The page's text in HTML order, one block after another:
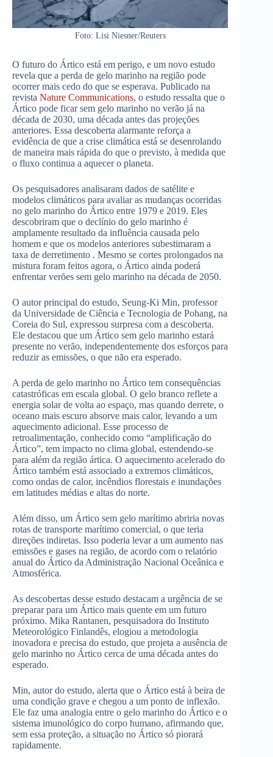
Foto: Lisi Niesner/Reuters
O futuro do Ártico está em perigo, e um novo estudo
revela que a perda de gelo marinho na região pode
ocorrer mais cedo do que se esperava. Publicado na
revista Nature Communications, o estudo ressalta que o
Ártico pode ficar sem gelo marinho no verão já na
década de 2030, uma década antes das projeções
anteriores. Essa descoberta alarmante reforça a
evidência de que a crise climática está se desenrolando
de maneira mais rápida do que o previsto, à medida que
o fluxo continua a aquecer o planeta.
Os pesquisadores analisaram dados de satélite e
modelos climáticos para avaliar as mudanças ocorridas
no gelo marinho do Ártico entre 1979 e 2019. Eles
descobriram que o declínio do gelo marinho é
amplamente resultado da influência causada pelo
homem e que os modelos anteriores subestimaram a
taxa de derretimento . Mesmo se cortes prolongados na
mistura foram feitos agora, o Ártico ainda poderá
enfrentar verões sem gelo marinho na década de 2050.
O autor principal do estudo, Seung-Ki Min, professor
da Universidade de Ciência e Tecnologia de Pohang, na
Coreia do Sul, expressou surpresa com a descoberta.
Ele destacou que um Ártico sem gelo marinho estará
presente no verão, independentemente dos esforços para
reduzir as emissões, o que não era esperado.
A perda de gelo marinho no Ártico tem consequências
catastróficas em escala global. O gelo branco reflete a
energia solar de volta ao espaço, mas quando derrete, o
oceano mais escuro absorve mais calor, levando a um
aquecimento adicional. Esse processo de
retroalimentação, conhecido como “amplificação do
Ártico”, tem impacto no clima global, estendendo-se
para além da região ártica. O aquecimento acelerado do
Ártico também está associado a extremos climáticos,
como ondas de calor, incêndios florestais e inundações
em latitudes médias e altas do norte.
Além disso, um Ártico sem gelo marítimo abriria novas
rotas de transporte marítimo comercial, o que teria
direções indiretas. Isso poderia levar a um aumento nas
emissões e gases na região, de acordo com o relatório
anual do Ártico da Administração Nacional Oceânica e
Atmosférica.
As descobertas desse estudo destacam a urgência de se
preparar para um Ártico mais quente em um futuro
próximo. Mika Rantanen, pesquisadora do Instituto
Meteorológico Finlandês, elogiou a metodologia
inovadora e precisa do estudo, que projeta a ausência de
gelo marinho no Ártico cerca de uma década antes do
esperado.
Min, autor do estudo, alerta que o Ártico está à beira de
uma condição grave e chegou a um ponto de inflexão.
Ele faz uma analogia entre o gelo marinho do Ártico e o
sistema imunológico do corpo humano, afirmando que,
sem essa proteção, a situação no Ártico só piorará
rapidamente.